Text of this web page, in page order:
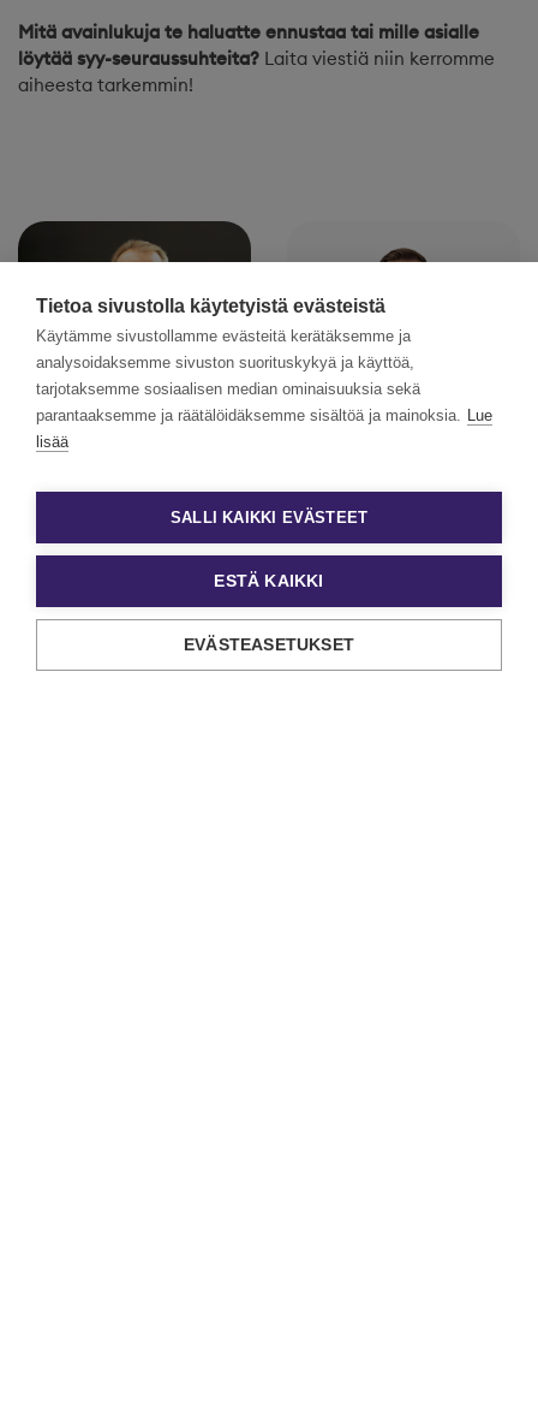
Mitä avainlukuja te haluatte ennustaa tai mille asialle
löytää syy-seuraussuhteita? Laita viestiä niin kerromme
aiheesta tarkemmin!
050 540 6407
Strategiajohtaja
050 511 9723
Tietoa sivustolla käytetyistä evästeistä
Käytämme sivustollamme evästeitä kerätäksemme ja
analysoidaksemme sivuston suorituskykyä ja käyttöä,
tarjotaksemme sosiaalisen median ominaisuuksia sekä
parantaaksemme ja räätälöidäksemme sisältöä ja mainoksia. Lue
lisää
SALLI KAIKKI EVÄSTEET
ESTÄ KAIKKI
EVÄSTEASETUKSET